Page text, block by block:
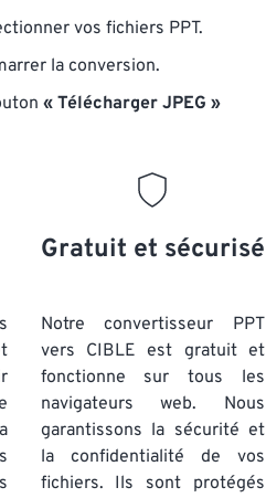
vos fichiers PPT.
la conversion.
« Télécharger JPEG »
Gratuit et sécurisé
Notre convertisseur PPT
vers CIBLE est gratuit et
fonctionne sur tous les
navigateurs web. Nous
garantissons la sécurité et
la confidentialité de vos
fichiers. Ils sont protégés